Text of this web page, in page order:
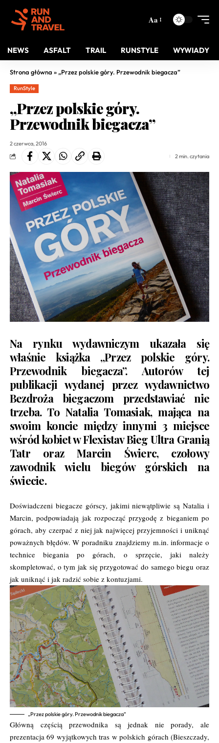
Aa
NEWS ASFALT TRAIL RUNSTYLE WYWIADY
Strona główna » „Przez polskie góry. Przewodnik biegacza”
RunStyle
„Przez polskie góry.
Przewodnik biegacza”
2 czerwca, 2016
2 min. czytania
Na rynku wydawniczym ukazała się
właśnie książka „Przez polskie góry.
Przewodnik biegacza”. Autorów tej
publikacji wydanej przez wydawnictwo
Bezdroża biegaczom przedstawiać nie
trzeba. To Natalia Tomasiak, mająca na
swoim koncie między innymi 3 miejsce
wśród kobiet w Flexistav Bieg Ultra Granią
Tatr oraz Marcin Świerc, czołowy
zawodnik wielu biegów górskich na
świecie.
Doświadczeni biegacze górscy, jakimi niewątpliwie są Natalia i
Marcin, podpowiadają jak rozpocząć przygodę z bieganiem po
górach, aby czerpać z niej jak najwięcej przyjemności i uniknąć
poważnych błędów. W poradniku znajdziemy m.in. informacje o
technice biegania po górach, o sprzęcie, jaki należy
skompletować, o tym jak się przygotować do samego biegu oraz
jak uniknąć i jak radzić sobie z kontuzjami.
„Przez polskie góry. Przewodnik biegacza”
Główną częścią przewodnika są jednak nie porady, ale
prezentacja 69 wyjątkowych tras w polskich górach (Bieszczady,